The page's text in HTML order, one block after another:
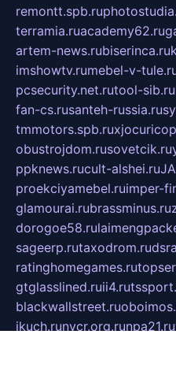
remontt.spb.ru
terramia.ruacademy62.ru
artem-news.rubiserinca.ru
imshowtv.rumebel-v-
pcsecurity.net.rutool-sib.ru
fan-cs.rusanteh-russia.ru
tmmotors.spb.ru
obustrojdom.rusovetcik.ru
ppknews.rucult-alshei.ru
proekciyamebel.ruimper-
glamourai.rubrassminus.ru
dorogoe58.ru
sageerp.rutaxodrom.ru
ratinghomegames.ru
gtglasslined.ruii4.ru
blackwallstreet.ru
ikuch.runycr.org.runpa21.ru